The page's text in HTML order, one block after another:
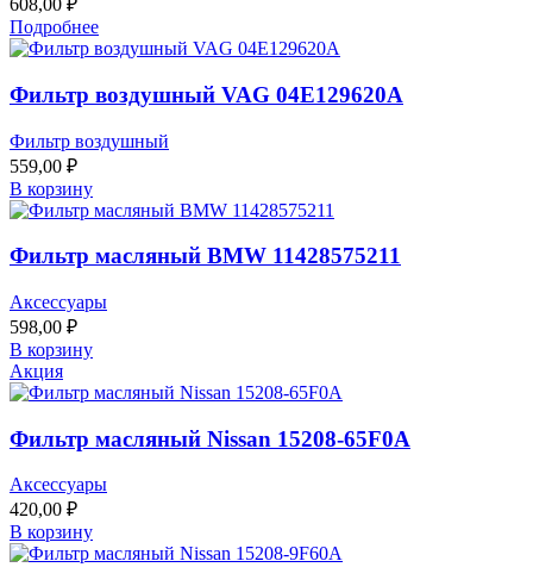
608,00 ₽
Подробнее
Фильтр воздушный VAG 04E129620A
Фильтр воздушный
559,00 ₽
В корзину
Фильтр масляный BMW 11428575211
Аксессуары
598,00 ₽
В корзину
Акция
Фильтр масляный Nissan 15208-65F0A
Аксессуары
420,00 ₽
В корзину